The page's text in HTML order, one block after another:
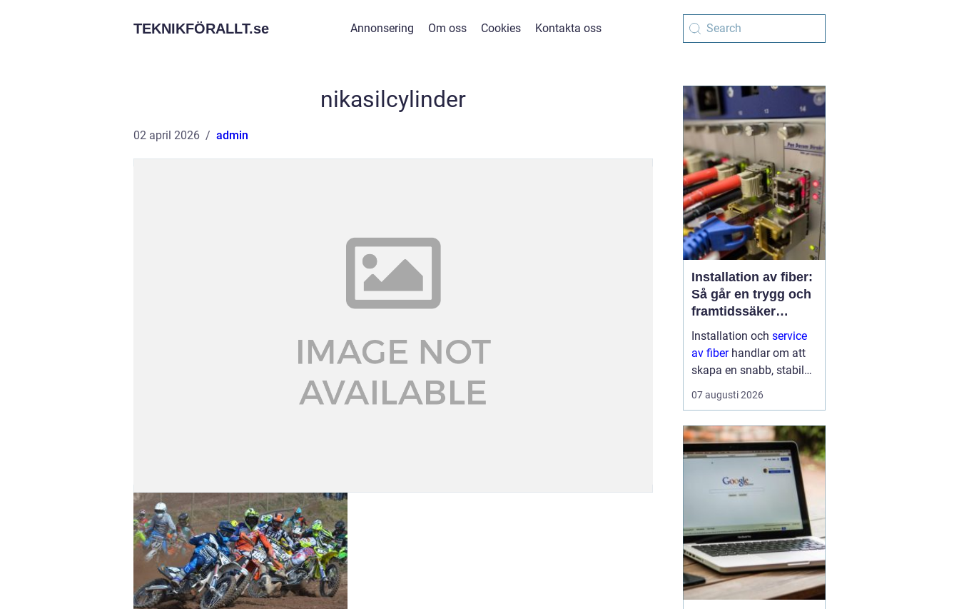
TEKNIKFÖRALLT.se Annonsering Om oss Cookies Kontakta oss
nikasilcylinder
02 april 2026 admin
Installation av fiber:
Så går en trygg och
framtidssäker
lösning till
Installation och service
av fiberhandlar om att
skapa en snabb, stabil
och driftsäker
internetanslutning som
användning...
07 augusti 2026